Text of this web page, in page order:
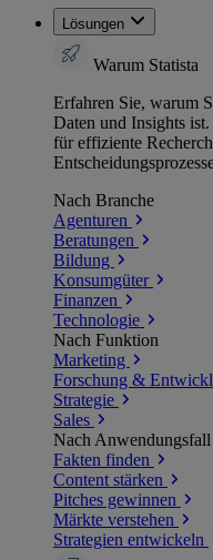
Lösungen
Warum Statista
Erfahren Sie, warum
Daten und Insights
für effiziente
Nach Branche
Agenturen
Beratungen
Bildung
Konsumgüter
Finanzen
Technologie
Nach Funktion
Marketing
Forschung &
Strategie
Sales
Nach Anwendungsfall
Fakten finden
Content stärken
Pitches gewinnen
Märkte verstehen
Strategien entwickeln